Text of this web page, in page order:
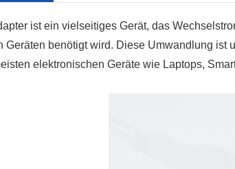
ist ein vielseitiges Gerät, das
Geräten benötigt wird. Diese Umwandlung ist
elektronischen Geräte wie Laptops,